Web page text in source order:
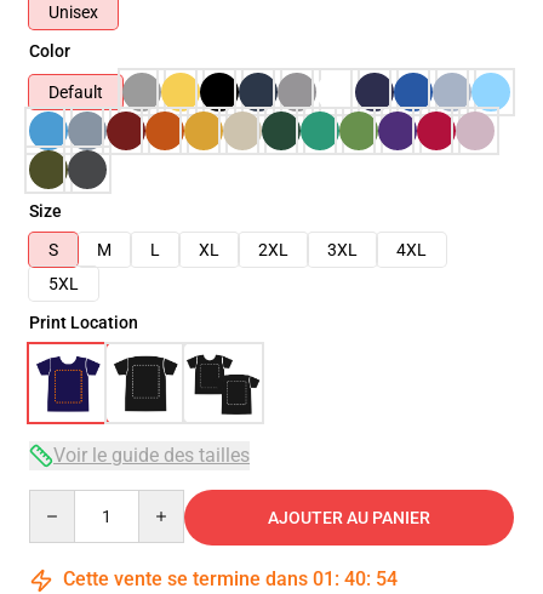
Unisex
Color
Default
Size
S
M L XL 2XL 3XL
4XL
5XL
Print Location
Voir le guide des tailles
AJOUTER AU PANIER
Cette vente se termine dans 01 : 40: 53